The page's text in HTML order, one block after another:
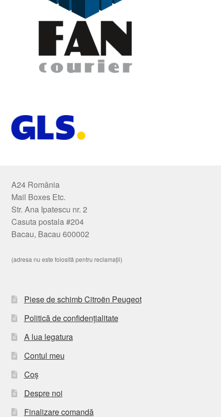
A24 România
Mail Boxes Etc.
Str. Ana Ipatescu nr. 2
Casuta postala #204
Bacau, Bacau 600002
(adresa nu este folosită pentru reclamații)
Piese de schimb Citroën Peugeot
Politică de confidențialitate
A lua legatura
Contul meu
Coș
Despre noi
Finalizare comandă